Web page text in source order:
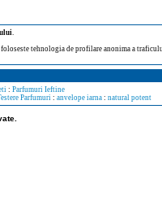
.
tehnologia de profilare anonima a
: Parfumuri Ieftine
Parfumuri: anvelope iarna : natural potent